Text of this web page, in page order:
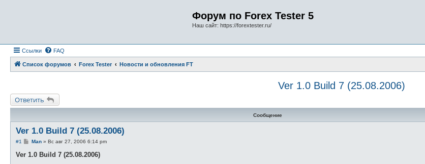
Форум по Forex Tester 5
Наш сайт: https://forextester.ru/
Ссылки FAQ
Список форумов Forex Tester Новости и обновления FT
Ver 1.0 Build 7 (25.08.2006)
Ответить
Сообщение
Ver 1.0 Build 7 (25.08.2006)
#1
С
о
Man» Вс авг 27, 2006 6:14 pm
Ver 1.0 Build 7 (25.08.2006)